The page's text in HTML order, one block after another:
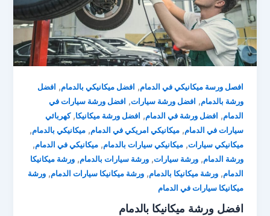
افصل ورسة ميكانيكي في الدمام, افضل ميكانيكي بالدمام, افضل
ورشة بالدمام, افضل ورشة سيارات, افضل ورشة سيارات في
الدمام, افضل ورشة في الدمام, افضل ورشة ميكانيكا,كهربائي
سيارات في الدمام,ميكانيكي امريكي في الدمام,ميكانيكي بالدمام,
ميكانيكي سيارات,ميكانيكي سيارات بالدمام,ميكانيكي في الدمام,
ورشة الدمام,ورشة سيارات,ورشة سيارات بالدمام,ورشة ميكانيكا
الدمام,ورشة ميكانيكا بالدمام,ورشة ميكانيكا سيارات الدمام,ورشة
ميكانيكا سيارات في الدمام
افضل ورشة ميكانيكا بالدمام